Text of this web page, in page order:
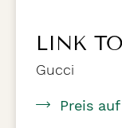
LINK
Gucci
Preis